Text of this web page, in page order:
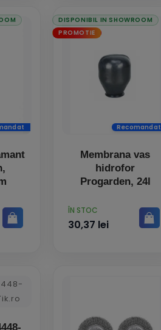
DISPONIBIL IN SHOWROOM
PROMOTIE
Recomandat
Membrana vas
hidrofor
Progarden, 24l
PRET
ÎN STOC
30,37 lei